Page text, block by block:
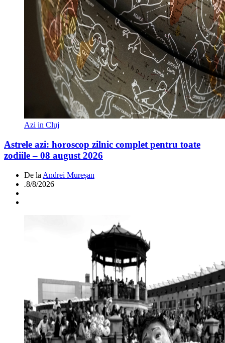
Azi in Cluj
Astrele azi: horoscop zilnic complet pentru toate
zodiile – 08 august 2026
De la Andrei Mureșan
.8/8/2026